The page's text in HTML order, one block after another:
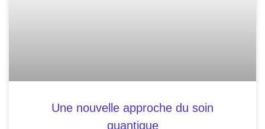
Une nouvelle approche du soin
quantique